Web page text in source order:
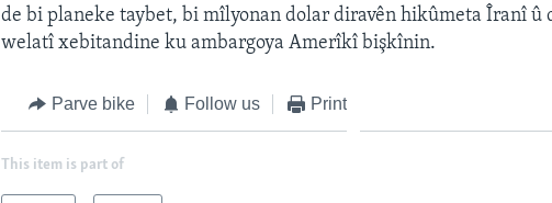
de bi planeke taybet, bi mîlyonan dolar diravên hikûmeta Îranî û
welatî xebitandine ku ambargoya Amerîkî bişkînin.
Parve bike Follow us Print
This item is part of